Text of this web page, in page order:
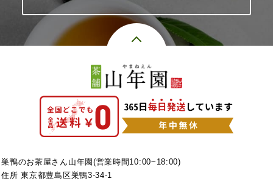
巣鴨のお茶屋さん山年園(営業時間10:00~18:00)
住所 東京都豊島区巣鴨3-34-1